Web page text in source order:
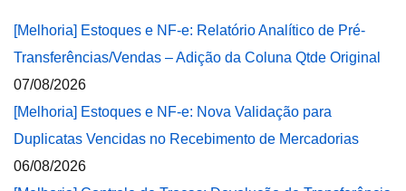
[Melhoria] Estoques e NF-e: Relatório Analítico de Pré-
Transferências/Vendas – Adição da Coluna Qtde Original
07/08/2026
[Melhoria] Estoques e NF-e: Nova Validação para
Duplicatas Vencidas no Recebimento de Mercadorias
06/08/2026